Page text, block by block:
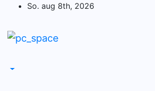
content
So. aug 8th, 2026